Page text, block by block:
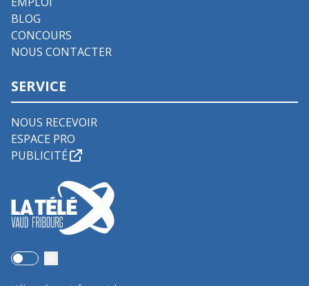
BLOG
CONCOURS
NOUS CONTACTER
SERVICE
NOUS RECEVOIR
ESPACE PRO
PUBLICITÉ
Use setting